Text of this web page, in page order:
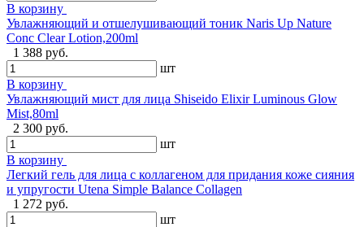
В корзину
Увлажняющий и отшелушивающий тоник Naris Up Nature
Conc Clear Lotion,200ml
1 388 руб.
шт
В корзину
Увлажняющий мист для лица Shiseido Elixir Luminous Glow
Mist,80ml
2 300 руб.
шт
В корзину
Легкий гель для лица с коллагеном для придания коже сияния
и упругости Utena Simple Balance Collagen
1 272 руб.
шт